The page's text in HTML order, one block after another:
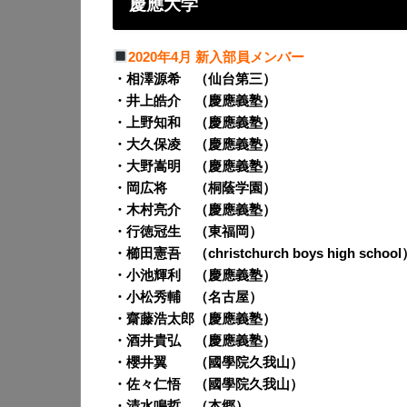
慶應大学
2020年4月 新入部員メンバー
・相澤源希 （仙台第三）
・井上皓介 （慶應義塾）
・上野知和 （慶應義塾）
・大久保凌 （慶應義塾）
・大野嵩明 （慶應義塾）
・岡広将 （桐蔭学園）
・木村亮介 （慶應義塾）
・行徳冠生 （東福岡）
・櫛田憲吾 （christchurch boys high school
・小池輝利 （慶應義塾）
・小松秀輔 （名古屋）
・齋藤浩太郎（慶應義塾）
・酒井貴弘 （慶應義塾）
・櫻井翼 （國學院久我山）
・佐々仁悟 （國學院久我山）